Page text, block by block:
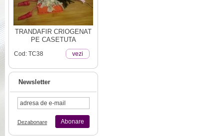
TRANDAFIR CRIOGENAT
PE CASETUTA
Cod: TC38 vezi
Newsletter
Abonare
Dezabonare